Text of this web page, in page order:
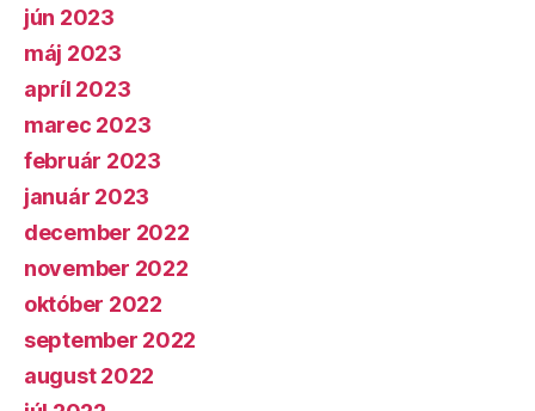
jún 2023
máj 2023
apríl 2023
marec 2023
február 2023
január 2023
december 2022
november 2022
október 2022
september 2022
august 2022